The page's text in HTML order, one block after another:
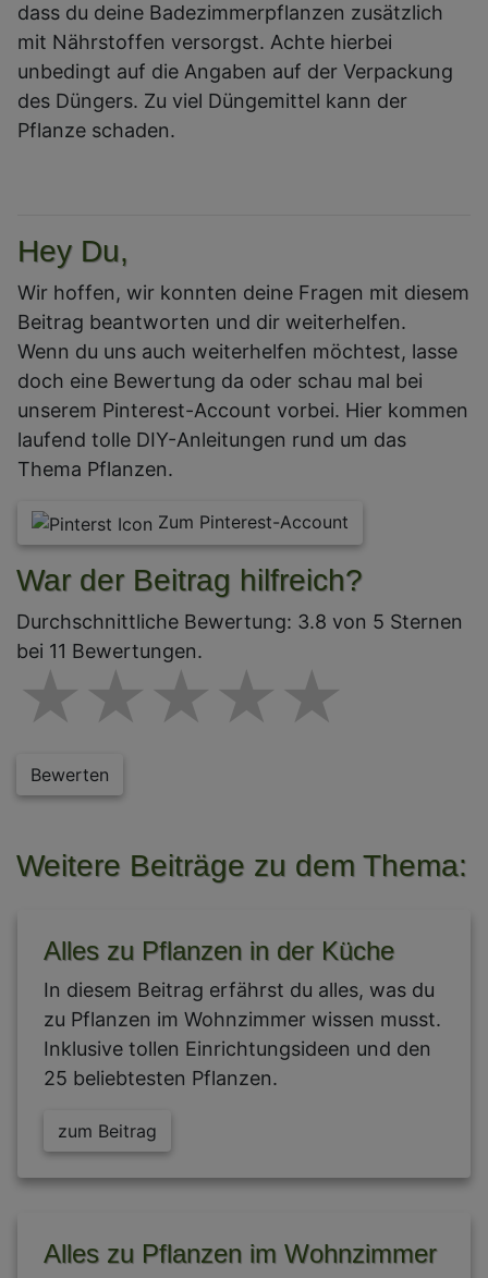
dass du deine Badezimmerpflanzen zusätzlich
mit Nährstoffen versorgst. Achte hierbei
unbedingt auf die Angaben auf der Verpackung
des Düngers. Zu viel Düngemittel kann der
Pflanze schaden.
Hey Du,
Wir hoffen, wir konnten deine Fragen mit diesem
Beitrag beantworten und dir weiterhelfen.
Wenn du uns auch weiterhelfen möchtest, lasse
doch eine Bewertung da oder schau mal bei
unserem Pinterest-Account vorbei. Hier kommen
laufend tolle DIY-Anleitungen rund um das
Thema Pflanzen.
Zum Pinterest-Account
War der Beitrag hilfreich?
Durchschnittliche Bewertung: 3.8 von 5 Sternen
bei 11 Bewertungen.
4
3 stars
2 stars
1 star
Bewerten
Weitere Beiträge zu dem Thema:
Alles zu Pflanzen in der Küche
In diesem Beitrag erfährst du alles, was du
zu Pflanzen im Wohnzimmer wissen musst.
Inklusive tollen Einrichtungsideen und den
25 beliebtesten Pflanzen.
zum Beitrag
Alles zu Pflanzen im Wohnzimmer